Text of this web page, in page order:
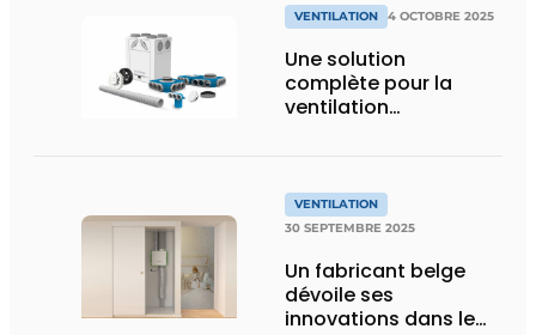
VENTILATION 4 OCTOBRE 2025
Une solution
complète pour la
ventilation
VENTILATION
30 SEPTEMBRE 2025
Un fabricant belge
dévoile ses
innovations dans le